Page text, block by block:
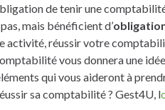
de tenir une
mais bénéficient d’
activité, réussir votre
vous donnera une
qui vous aideront à
sa comptabilité ? Gest4U, l